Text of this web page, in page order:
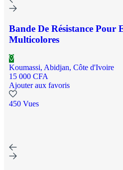
Bande De Résistance Pour
Multicolores
Koumassi, Abidjan, Côte d'Ivoire
15 000 CFA
Ajouter aux favoris
450 Vues